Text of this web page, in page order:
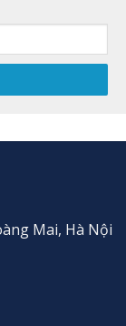
Mai, Hà Nội